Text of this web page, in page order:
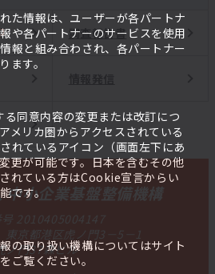
た情報は、ユーザーが各パートナ
や各パートナーのサービスを使用
報と組み合わされ、各パートナー
ます。
同意内容の変更または改訂につ
メリカ圏からアクセスされている
れているアイコン（画面左下にあ
更が可能です。日本を含むその他
れている方はCookie宣言からい
です。
の取り扱い機構についてはサイト
ご覧ください。
調査報告書
中小企業基盤整備機構
号 2010405004147
京都港区虎ノ門3－5－1
ノ門37森ビル